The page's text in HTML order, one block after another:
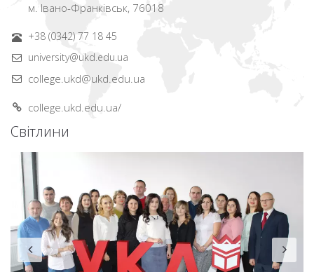
м. Івано-Франківськ, 76018
+38 (0342) 77 18 45
university@ukd.edu.ua
college.ukd@ukd.edu.ua
college.ukd.edu.ua/
Світлини